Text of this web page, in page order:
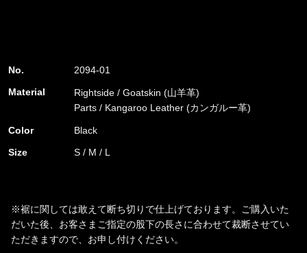
No.
2094-01
Material
Rightside / Goatskin (山羊革)
Parts / Kangaroo Leather (カンガルー革)
Color
Black
Size
S / M / L
※裾に関しては敢えて断ち切りで仕上げております。ご購入いた
だいた後、お客さまご指定の股下の長さに合わせて裁断させてい
ただきますので、お申し付けください。